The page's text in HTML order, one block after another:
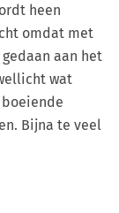
heen
omdat met
aan het
wat
Bijna te veel